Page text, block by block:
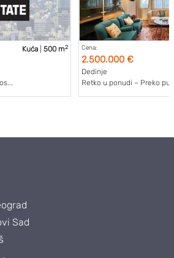
Kuća 500 m2 Cena:
2.500.000 €
Dedinje
Retko u ponudi – Preko
Sad